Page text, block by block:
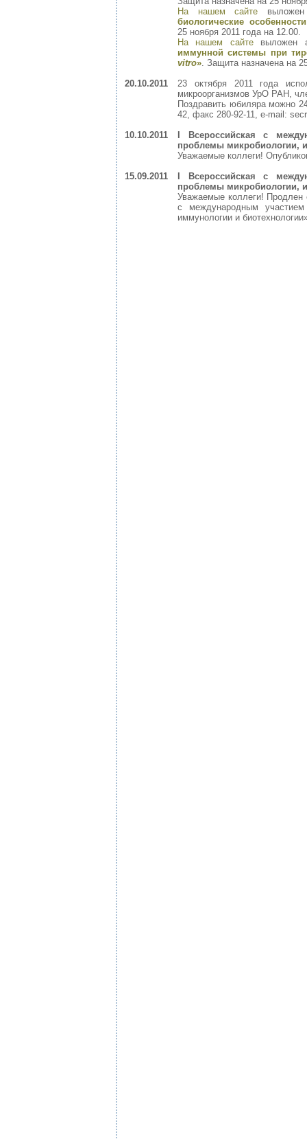
На нашем сайте
биологические
25 ноября 2011 года на 12.00.
На нашем сайтевыложен
иммунной системы при
vitro». Защита назначена на
20.10.2011
23 октября 2011 года
микроорганизмов УрО РАН,
Поздравить юбиляра можно
42, факс 280-92-11, e-mail:
10.10.2011
I Всероссийская с
проблемы микробиологии,
Уважаемые коллеги!
15.09.2011
I Всероссийская с
проблемы микробиологии,
Уважаемые коллеги! Продлен
с международным
иммунологии и